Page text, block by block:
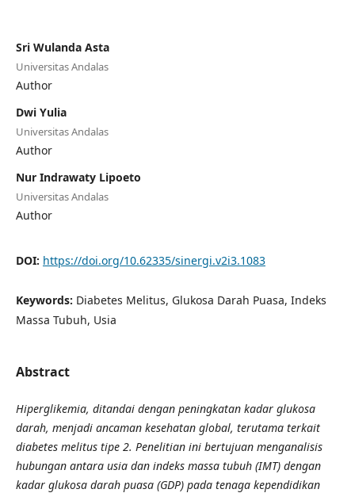
Sri Wulanda Asta
Universitas Andalas
Author
Dwi Yulia
Universitas Andalas
Author
Nur Indrawaty Lipoeto
Universitas Andalas
Author
DOI: https://doi.org/10.62335/sinergi.v2i3.1083
Keywords: Diabetes Melitus, Glukosa Darah Puasa, Indeks
Massa Tubuh, Usia
Abstract
Hiperglikemia, ditandai dengan peningkatan kadar glukosa
darah, menjadi ancaman kesehatan global, terutama terkait
diabetes melitus tipe 2. Penelitian ini bertujuan menganalisis
hubungan antara usia dan indeks massa tubuh (IMT) dengan
kadar glukosa darah puasa (GDP) pada tenaga kependidikan